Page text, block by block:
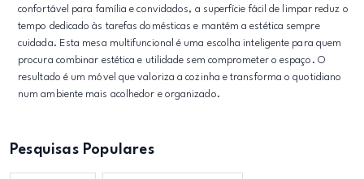
confortável para família e convidados, a superfície fácil de limpar reduz o
tempo dedicado às tarefas domésticas e mantém a estética sempre
cuidada. Esta mesa multifuncional é uma escolha inteligente para quem
procura combinar estética e utilidade sem comprometer o espaço. O
resultado é um móvel que valoriza a cozinha e transforma o quotidiano
num ambiente mais acolhedor e organizado.
Pesquisas Populares